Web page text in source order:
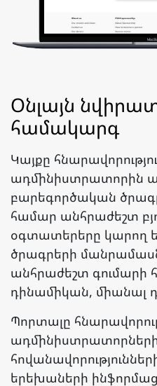
Օնլայն
համակարգ
Կայքը
ադմինիստրատորին
բարեգործական
համար անհրաժեշտ
օգտատերերը կարող
ծրագրերի
անհրաժեշտ
դինամիկան, միանալ
Պորտալը
երեխաների